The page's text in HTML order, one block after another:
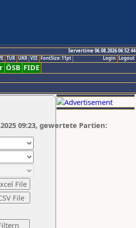
Servertime 06.08.2026 06:52:44
Logout
Login
TUR UKR VIE FontSize:11pt
ÖSB FIDE
09:23, gewertete Partien: